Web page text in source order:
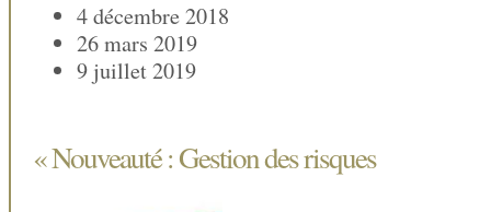
4 décembre 2018
26 mars 2019
9 juillet 2019
« Nouveauté : Gestion des risques